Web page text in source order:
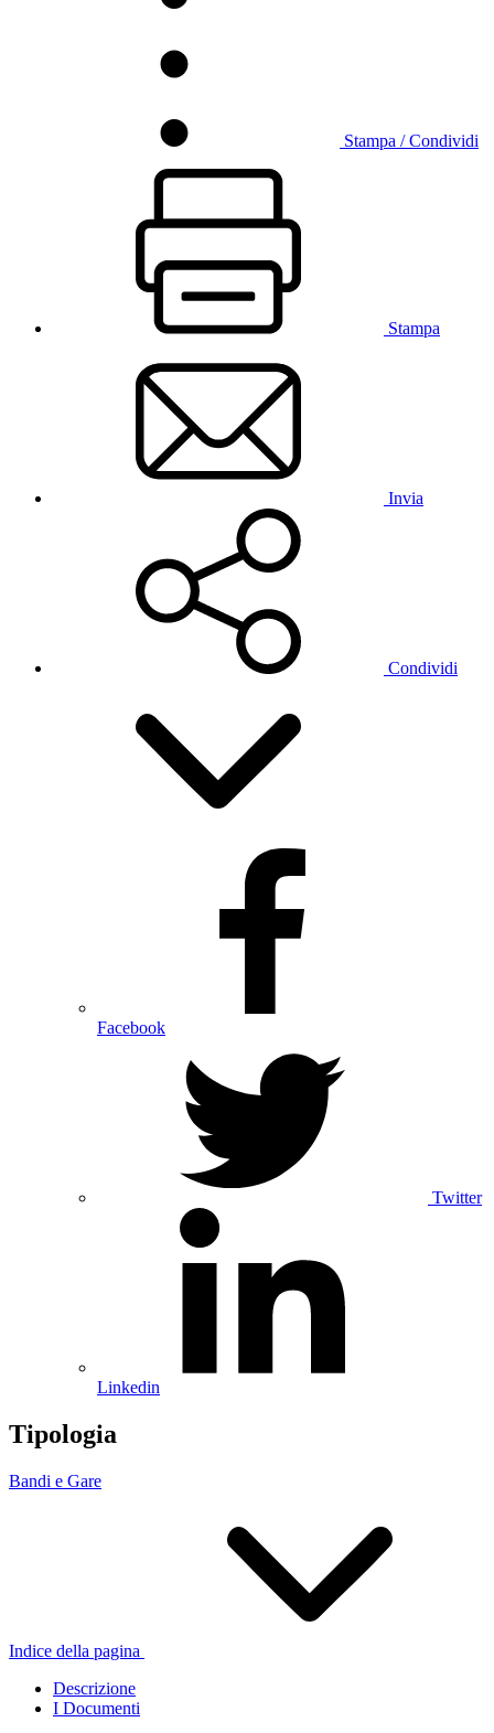
Stampa / Condividi
Stampa
Invia
Condividi
Facebook
Twitter
Linkedin
Tipologia
Bandi e Gare
Indice della pagina
Descrizione
I Documenti